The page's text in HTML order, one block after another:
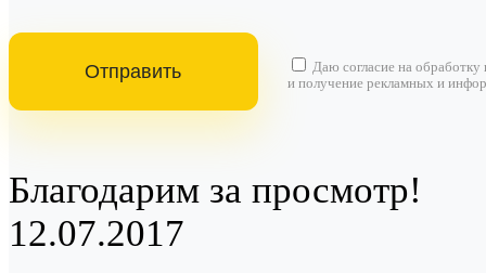
Даю согласие на обработку
и получение рекламных и
Благодарим за просмотр!
12.07.2017